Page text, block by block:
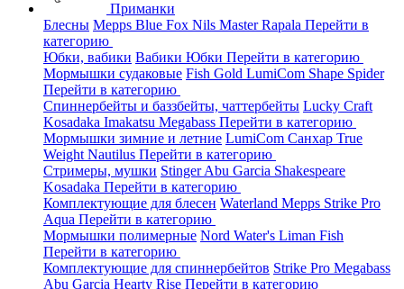
Приманки
Блесны Mepps Blue Fox Nils MasterRapala Перейти в
категорию
Юбки, вабики Вабики Юбки Перейти в категорию
Мормышки судаковые Fish Gold LumiCom Shape Spider
Перейти в категорию
Спиннербейты и баззбейты, чаттербейты Lucky Craft
Kosadaka Imakatsu Megabass Перейти в категорию
Мормышки зимние и летние LumiCom Санхар True
Weight Nautilus Перейти в категорию
Стримеры, мушки StingerAbu Garcia Shakespeare
Kosadaka Перейти в категорию
Комплектующие для блесен Waterland Mepps Strike Pro
Aqua Перейти в категорию
Мормышки полимерные Nord Water's Liman Fish
Перейти в категорию
Комплектующие для спиннербейтов Strike Pro Megabass
Abu Garcia Hearty Rise Перейти в категорию